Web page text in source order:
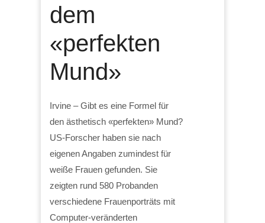
dem
«perfekten
Mund»
Irvine – Gibt es eine Formel für
den ästhetisch «perfekten» Mund?
US-Forscher haben sie nach
eigenen Angaben zumindest für
weiße Frauen gefunden. Sie
zeigten rund 580 Probanden
verschiedene Frauenporträts mit
Computer-veränderten